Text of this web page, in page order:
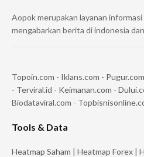
Aopok merupakan layanan
mengabarkan berita di indonesia
Topoin.com - Iklans.com - Pugur.com
- Terviral.id - Keimanan.com -
Biodataviral.com -
Tools & Data
Heatmap Saham | Heatmap Forex |